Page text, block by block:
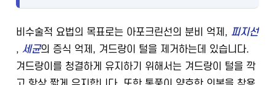
비수술적 요법의 목표로는 아포크린선의 분비 억제, 피지선
, 세균의 증식 억제, 겨드랑이 털을 제거하는데 있습니다.
겨드랑이를 청결하게 유지하기 위해서는 겨드랑이 털을 깍